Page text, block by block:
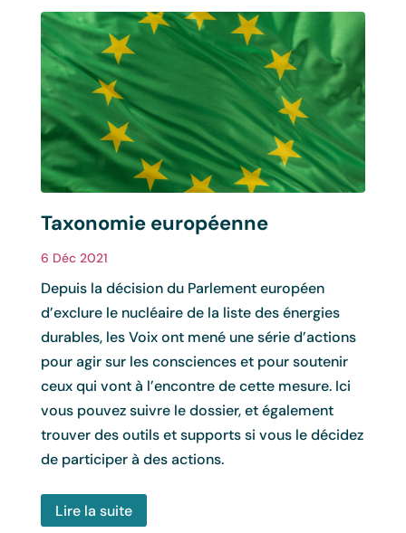
Taxonomie européenne
6 Déc 2021
Depuis la décision du Parlement européen
d’exclure le nucléaire de la liste des énergies
durables, les Voix ont mené une série d’actions
pour agir sur les consciences et pour soutenir
ceux qui vont à l’encontre de cette mesure. Ici
vous pouvez suivre le dossier, et également
trouver des outils et supports si vous le décidez
de participer à des actions.
Lire la suite